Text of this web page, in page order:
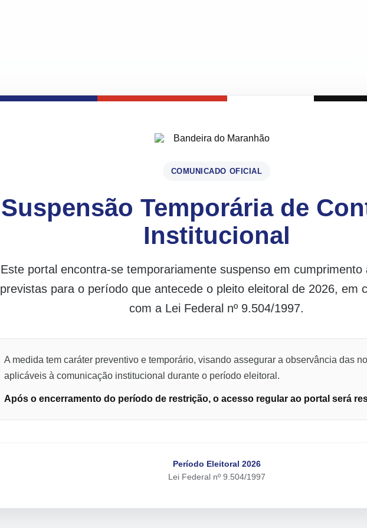
COMUNICADO OFICIAL
Suspensão Temporária de
Institucional
Este portal encontra-se temporariamente suspenso em cumprimento
previstas para o período que antecede o pleito eleitoral de 2026, em
com a Lei Federal nº 9.504/1997.
A medida tem caráter preventivo e temporário, visando assegurar a observância das
aplicáveis à comunicação institucional durante o período eleitoral.
Após o encerramento do período de restrição, o acesso regular ao portal será
Período Eleitoral 2026
Lei Federal nº 9.504/1997